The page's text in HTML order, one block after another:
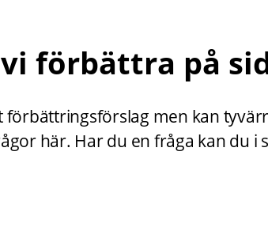
förbättra på
förbättringsförslag men kan
här. Har du en fråga kan du i